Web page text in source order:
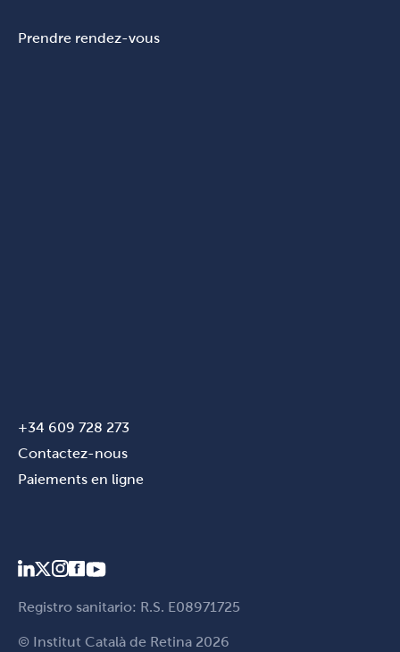
Prendre rendez-vous
+34 609 728 273
Contactez-nous
Paiements en ligne
Registro sanitario: R.S. E08971725
© Institut Català de Retina 2026